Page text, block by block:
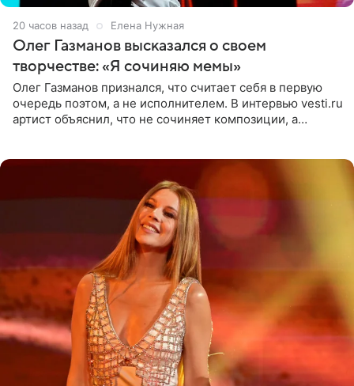
20 часов назад Елена Нужная
Олег Газманов высказался о своем
творчестве: «Я сочиняю мемы»
Олег Газманов признался, что считает себя в первую
очередь поэтом, а не исполнителем. В интервью vesti.ru
артист объяснил, что не сочиняет композиции, а